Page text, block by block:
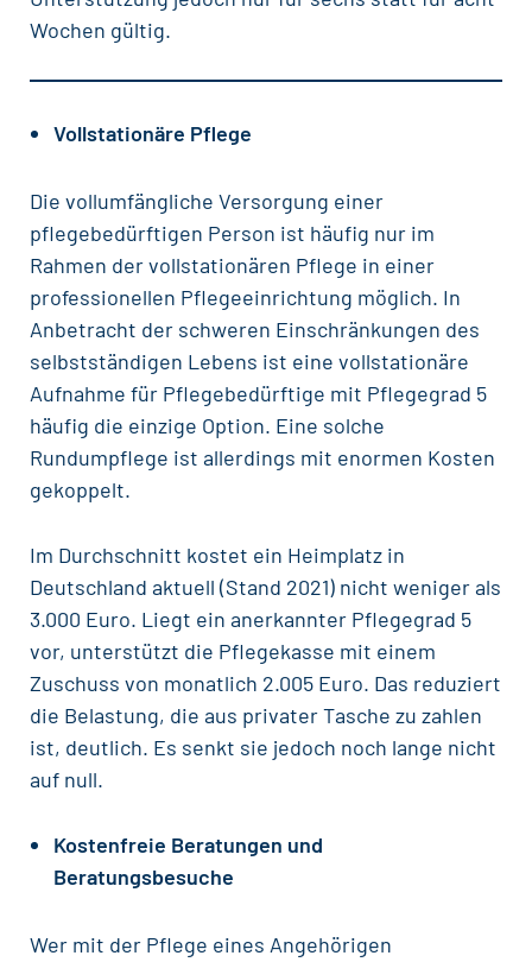
Wochen gültig.
Vollstationäre Pflege
Die vollumfängliche Versorgung einer
pflegebedürftigen Person ist häufig nur im
Rahmen der vollstationären Pflege in einer
professionellen Pflegeeinrichtung möglich. In
Anbetracht der schweren Einschränkungen des
selbstständigen Lebens ist eine vollstationäre
Aufnahme für Pflegebedürftige mit Pflegegrad 5
häufig die einzige Option. Eine solche
Rundumpflege ist allerdings mit enormen Kosten
gekoppelt.
Im Durchschnitt kostet ein Heimplatz in
Deutschland aktuell (Stand 2021) nicht weniger als
3.000 Euro. Liegt ein anerkannter Pflegegrad 5
vor, unterstützt die Pflegekasse mit einem
Zuschuss von monatlich 2.005 Euro. Das reduziert
die Belastung, die aus privater Tasche zu zahlen
ist, deutlich. Es senkt sie jedoch noch lange nicht
auf null.
Kostenfreie Beratungen und
Beratungsbesuche
Wer mit der Pflege eines Angehörigen